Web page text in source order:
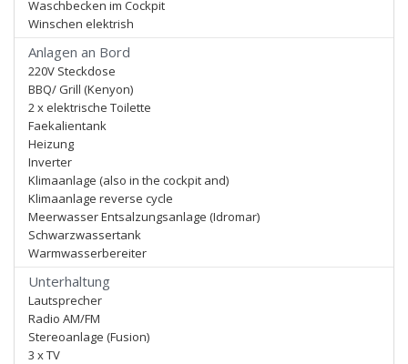
Waschbecken im Cockpit
Winschen elektrish
Anlagen an Bord
220V Steckdose
BBQ/ Grill (Kenyon)
2 x elektrische Toilette
Faekalientank
Heizung
Inverter
Klimaanlage (also in the cockpit and)
Klimaanlage reverse cycle
Meerwasser Entsalzungsanlage (Idromar)
Schwarzwassertank
Warmwasserbereiter
Unterhaltung
Lautsprecher
Radio AM/FM
Stereoanlage (Fusion)
3 x TV